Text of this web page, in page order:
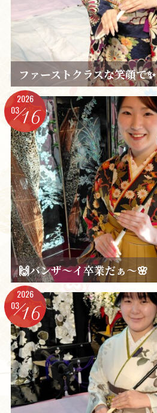
ファーストクラスな笑顔で✨️
2026
0316
🙌バンザ～イ卒業だぁ～🌸
2026
0316